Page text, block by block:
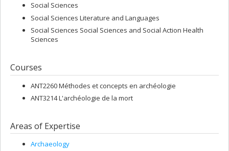
Social Sciences
Social Sciences Literature and Languages
Social Sciences Social Sciences and Social Action Health
Sciences
Courses
ANT2260 Méthodes et concepts en archéologie
ANT3214 L'archéologie de la mort
Areas of Expertise
Archaeology